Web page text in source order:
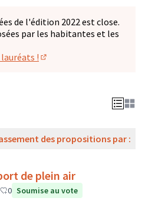
de l'édition 2022 est close.
par les habitantes et les
!
des propositions par :
de plein air
0 Soumise au vote